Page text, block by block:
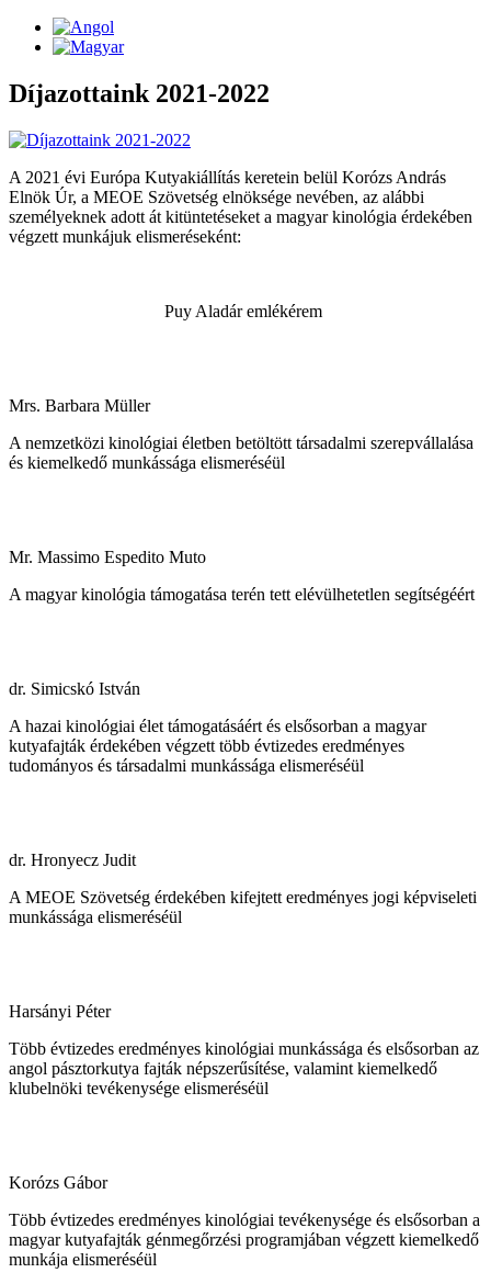
Díjazottaink 2021-2022
A 2021 évi Európa Kutyakiállítás keretein belül Korózs András
Elnök Úr, a MEOE Szövetség elnöksége nevében, az alábbi
személyeknek adott át kitüntetéseket a magyar kinológia érdekében
végzett munkájuk elismeréseként:
Puy Aladár emlékérem
Mrs. Barbara Müller
A nemzetközi kinológiai életben betöltött társadalmi szerepvállalása
és kiemelkedő munkássága elismeréséül
Mr. Massimo Espedito Muto
A magyar kinológia támogatása terén tett elévülhetetlen segítségéért
dr. Simicskó István
A hazai kinológiai élet támogatásáért és elsősorban a magyar
kutyafajták érdekében végzett több évtizedes eredményes
tudományos és társadalmi munkássága elismeréséül
dr. Hronyecz Judit
A MEOE Szövetség érdekében kifejtett eredményes jogi képviseleti
munkássága elismeréséül
Harsányi Péter
Több évtizedes eredményes kinológiai munkássága és elsősorban az
angol pásztorkutya fajták népszerűsítése, valamint kiemelkedő
klubelnöki tevékenysége elismeréséül
Korózs Gábor
Több évtizedes eredményes kinológiai tevékenysége és elsősorban a
magyar kutyafajták génmegőrzési programjában végzett kiemelkedő
munkája elismeréséül